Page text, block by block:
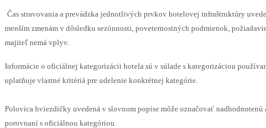
Čas stravovania a prevádzka jednotlivých prvkov hotelovej infraštruktúry
menším zmenám v dôsledku sezónnosti, poveternostných podmienok,
majiteľ nemá vplyv.
Informácie o oficiálnej kategorizácii hotela sú v súlade s kategorizáciou
uplatňuje vlastné kritériá pre udelenie konkrétnej kategórie.
Polovica hviezdičky uvedená v slovnom popise môže označovať
porovnaní s oficiálnou kategóriou.